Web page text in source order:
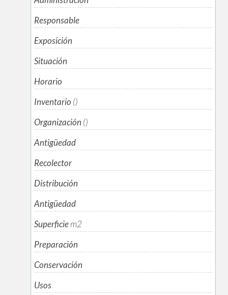
Responsable
Exposición
Situación
Horario
Inventario ()
Organización ()
Antigüedad
Recolector
Distribución
Antigüedad
Superficiem2
Preparación
Conservación
Usos